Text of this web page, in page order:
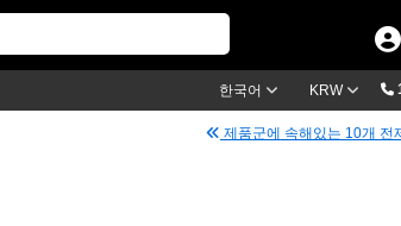
한국어 KRW
제품군에 속해있는 10개 전